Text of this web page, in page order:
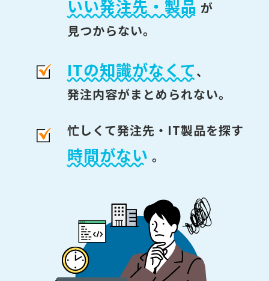
いい発注先・製品 が
見つからない。
ITの知識がなくて、
発注内容がまとめられない。
忙しくて発注先・IT製品を探す
時間がない 。